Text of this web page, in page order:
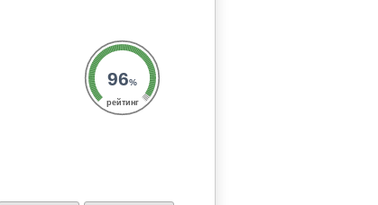
96%
рейтинг